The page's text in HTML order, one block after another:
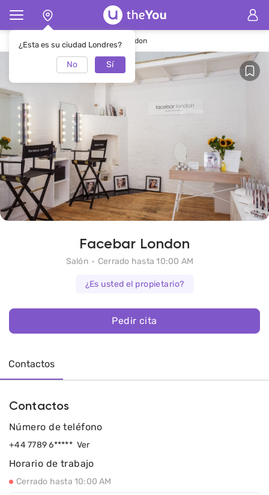
¿Esta es su ciudad Londres?
No Sí
Página de inicio SalónFacebar London
Facebar London
Salón Cerrado hasta 10:00 AM
¿Es usted el propietario?
Pedir cita
Contactos
Contactos
Horario de trabajo
Cerrado hasta 10:00 AM
Número de teléfono
+44 7789 6***** Ver